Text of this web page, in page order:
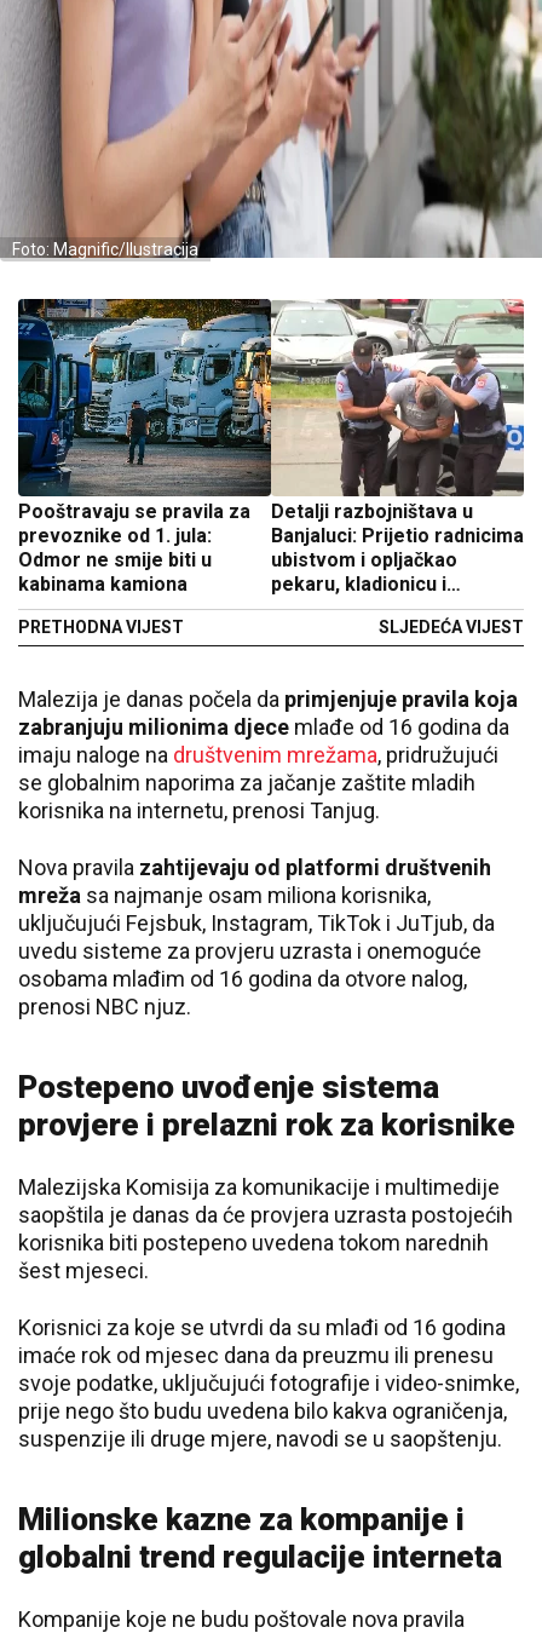
Foto: Magnific/Ilustracija
Pooštravaju se pravila za
prevoznike od 1. jula:
Odmor ne smije biti u
kabinama kamiona
PRETHODNA VIJEST
Detalji razbojništava u
Banjaluci: Prijetio radnicima
ubistvom i opljačkao
pekaru, kladionicu i
ugostiteljske objekte
SLJEDEĆA VIJEST
Malezija je danas počela da primjenjuje pravila koja
zabranjuju milionima djece mlađe od 16 godina da
imaju naloge na društvenim mrežama, pridružujući
se globalnim naporima za jačanje zaštite mladih
korisnika na internetu, prenosi Tanjug.
Nova pravila zahtijevaju od platformi društvenih
mreža sa najmanje osam miliona korisnika,
uključujući Fejsbuk, Instagram, TikTok i JuTjub, da
uvedu sisteme za provjeru uzrasta i onemoguće
osobama mlađim od 16 godina da otvore nalog,
prenosi NBC njuz.
Postepeno uvođenje sistema
provjere i prelazni rok za korisnike
Malezijska Komisija za komunikacije i multimedije
saopštila je danas da će provjera uzrasta postojećih
korisnika biti postepeno uvedena tokom narednih
šest mjeseci.
Korisnici za koje se utvrdi da su mlađi od 16 godina
imaće rok od mjesec dana da preuzmu ili prenesu
svoje podatke, uključujući fotografije i video-snimke,
prije nego što budu uvedena bilo kakva ograničenja,
suspenzije ili druge mjere, navodi se u saopštenju.
Milionske kazne za kompanije i
globalni trend regulacije interneta
Kompanije koje ne budu poštovale nova pravila